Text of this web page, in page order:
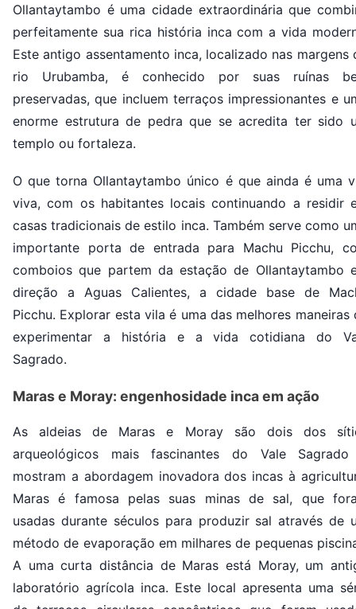
Ollantaytambo é uma cidade extraordinária que
perfeitamente sua rica história inca com a vida
Este antigo assentamento inca, localizado nas margens
rio Urubamba, é conhecido por suas ruínas
preservadas, que incluem terraços impressionantes e
enorme estrutura de pedra que se acredita ter sido
templo ou fortaleza.
O que torna Ollantaytambo único é que ainda é uma
viva, com os habitantes locais continuando a residir
casas tradicionais de estilo inca. Também serve como
importante porta de entrada para Machu Picchu,
comboios que partem da estação de Ollantaytambo
direção a Aguas Calientes, a cidade base de
Picchu. Explorar esta vila é uma das melhores maneiras
experimentar a história e a vida cotidiana do
Sagrado.
Maras e Moray: engenhosidade inca em ação
As aldeias de Maras e Moray são dois dos
arqueológicos mais fascinantes do Vale
mostram a abordagem inovadora dos incas à
Maras é famosa pelas suas minas de sal, que
usadas durante séculos para produzir sal através de
método de evaporação em milhares de pequenas
A uma curta distância de Maras está Moray, um
laboratório agrícola inca. Este local apresenta uma